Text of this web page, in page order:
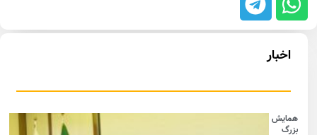
اخبار
همایش
بزرگ